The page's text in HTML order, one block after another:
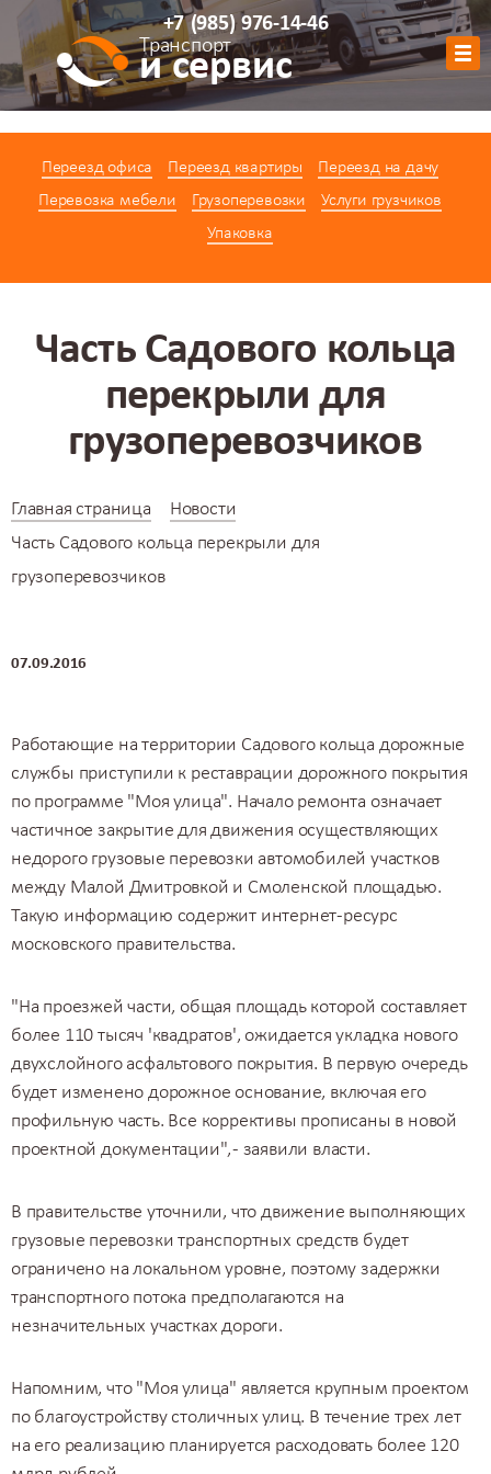
+7(985) 976-14-46
Транспорт
и сервис
Обратный звонок
АКЦИИ
КОНТАКТЫ
КАЛЬКУЛЯТОР
Переезд офиса Переезд квартиры
Переезд на дачу
Перевозка мебели
Грузоперевозки
Услуги грузчиков
Упаковка
Часть Садового кольца
перекрыли для
грузоперевозчиков
Главная страница
Новости
Часть Садового кольца перекрыли для
грузоперевозчиков
07.09.2016
Работающие на территории Садового кольца дорожные
службы приступили к реставрации дорожного покрытия
по программе "Моя улица". Начало ремонта означает
частичное закрытие для движения осуществляющих
недорого грузовые перевозки автомобилей участков
между Малой Дмитровкой и Смоленской площадью.
Такую информацию содержит интернет-ресурс
московского правительства.
"На проезжей части, общая площадь которой составляет
более 110 тысяч 'квадратов', ожидается укладка нового
двухслойного асфальтового покрытия. В первую очередь
будет изменено дорожное основание, включая его
профильную часть. Все коррективы прописаны в новой
проектной документации", - заявили власти.
В правительстве уточнили, что движение выполняющих
грузовые перевозки транспортных средств будет
ограничено на локальном уровне, поэтому задержки
транспортного потока предполагаются на
незначительных участках дороги.
Напомним, что "Моя улица" является крупным проектом
по благоустройству столичных улиц. В течение трех лет
на его реализацию планируется расходовать более 120